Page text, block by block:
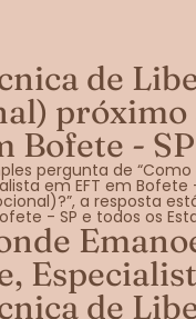
de
próximo
Bofete - SP
pergunta de
em EFT em Bofete
a resposta
- SP e todos os
de